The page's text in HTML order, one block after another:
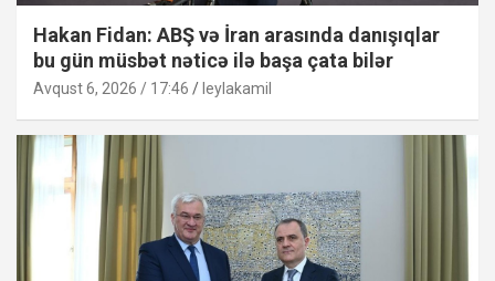
Hakan Fidan: ABŞ və İran arasında danışıqlar
bu gün müsbət nəticə ilə başa çata bilər
Avqust 6, 2026 / 17:46 leylakamil